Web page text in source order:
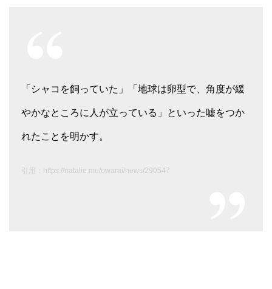
「シャコを飼っていた」「地球は卵型で、角度が緩
やかなところに人が立っている」といった嘘をつか
れたことを明かす。
引用：https://natalie.mu/owarai/news/290547